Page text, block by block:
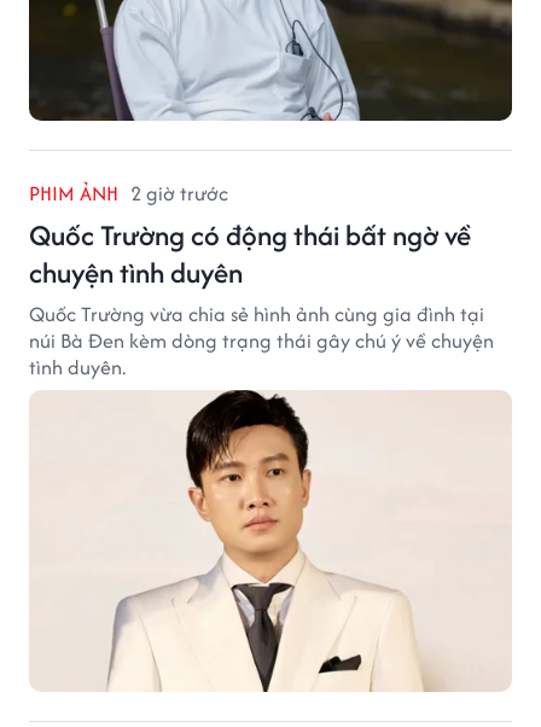
PHIM ẢNH 2 giờ trước
Quốc Trường có động thái bất ngờ về
chuyện tình duyên
Quốc Trường vừa chia sẻ hình ảnh cùng gia đình tại
núi Bà Đen kèm dòng trạng thái gây chú ý về chuyện
tình duyên.